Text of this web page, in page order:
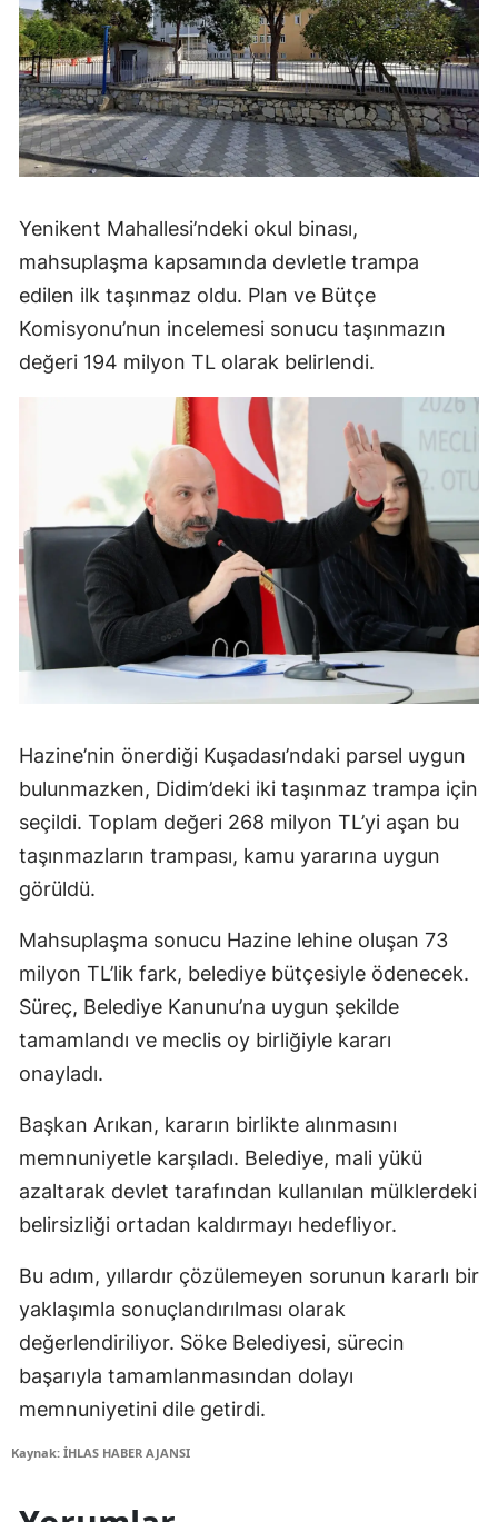
Yenikent Mahallesi’ndeki okul binası,
mahsuplaşma kapsamında devletle trampa
edilen ilk taşınmaz oldu. Plan ve Bütçe
Komisyonu’nun incelemesi sonucu taşınmazın
değeri 194 milyon TL olarak belirlendi.
Hazine’nin önerdiği Kuşadası’ndaki parsel uygun
bulunmazken, Didim’deki iki taşınmaz trampa için
seçildi. Toplam değeri 268 milyon TL’yi aşan bu
taşınmazların trampası, kamu yararına uygun
görüldü.
Mahsuplaşma sonucu Hazine lehine oluşan 73
milyon TL’lik fark, belediye bütçesiyle ödenecek.
Süreç, Belediye Kanunu’na uygun şekilde
tamamlandı ve meclis oy birliğiyle kararı
onayladı.
Başkan Arıkan, kararın birlikte alınmasını
memnuniyetle karşıladı. Belediye, mali yükü
azaltarak devlet tarafından kullanılan mülklerdeki
belirsizliği ortadan kaldırmayı hedefliyor.
Bu adım, yıllardır çözülemeyen sorunun kararlı bir
yaklaşımla sonuçlandırılması olarak
değerlendiriliyor. Söke Belediyesi, sürecin
başarıyla tamamlanmasından dolayı
memnuniyetini dile getirdi.
Kaynak: İHLAS HABER AJANSI